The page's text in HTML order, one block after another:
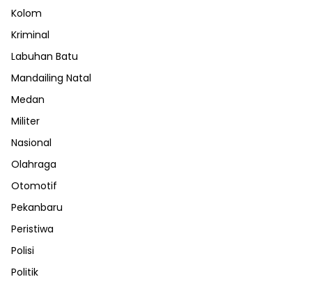
Kolom
Kriminal
Labuhan Batu
Mandailing Natal
Medan
Militer
Nasional
Olahraga
Otomotif
Pekanbaru
Peristiwa
Polisi
Politik